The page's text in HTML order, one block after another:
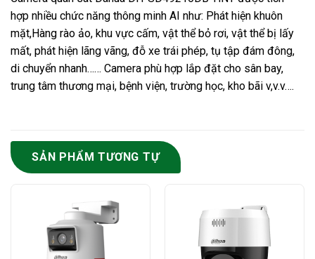
hợp nhiều chức năng thông minh AI như: Phát hiện khuôn
mặt,Hàng rào ảo, khu vực cấm, vật thể bỏ rơi, vật thể bị lấy
mất, phát hiện lãng vãng, đỗ xe trái phép, tụ tập đám đông,
di chuyển nhanh…… Camera phù hợp lắp đặt cho sân bay,
trung tâm thương mại, bệnh viện, trường học, kho bãi v,v.v….
SẢN PHẨM TƯƠNG TỰ